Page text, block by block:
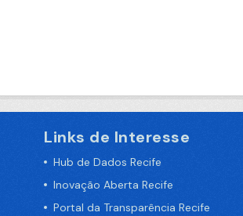
Links de Interesse
Hub de Dados Recife
Inovação Aberta Recife
Portal da Transparência Recife